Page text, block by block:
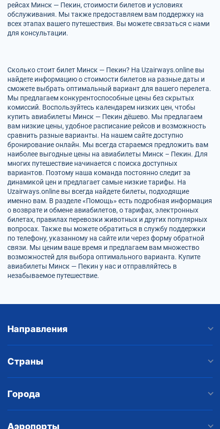
рейсах Минск — Пекин, стоимости билетов и условиях
обслуживания. Мы также предоставляем вам поддержку на
всех этапах вашего путешествия. Вы можете связаться с нами
для консультации.
Сколько стоит билет Минск — Пекин? На Uzairways.online вы
найдете информацию о стоимости билетов на разные даты и
сможете выбрать оптимальный вариант для вашего перелета.
Мы предлагаем конкурентоспособные цены без скрытых
комиссий. Воспользуйтесь календарем низких цен, чтобы
купить авиабилеты Минск — Пекин дёшево. Мы предлагаем
вам низкие цены, удобное расписание рейсов и возможность
сравнить разные варианты. На нашем сайте доступно
бронирование онлайн. Мы всегда стараемся предложить вам
наиболее выгодные цены на авиабилеты Минск – Пекин. Для
многих путешествие начинается с поиска доступных
вариантов. Поэтому наша команда постоянно следит за
динамикой цен и предлагает самые низкие тарифы. На
Uzairways.online вы всегда найдете билеты, подходящие
именно вам. В разделе «Помощь» есть подробная информация
о возврате и обмене авиабилетов, о тарифах, электронных
билетах, правилах перевозки животных и других популярных
вопросах. Также вы можете обратиться в службу поддержки
по телефону, указанному на сайте или через форму обратной
связи. Мы ценим ваше время и предлагаем вам множество
возможностей для выбора оптимального варианта. Купите
авиабилеты Минск — Пекин у нас и отправляйтесь в
незабываемое путешествие.
Направления
Страны
Города
Аэропорты